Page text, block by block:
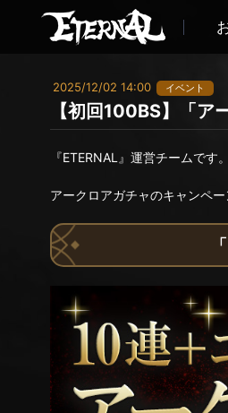
2025/12/02 14:00 イベント
【初回100BS】「ア
『ETERNAL』運営チームです。
アークロアガチャのキャンペー